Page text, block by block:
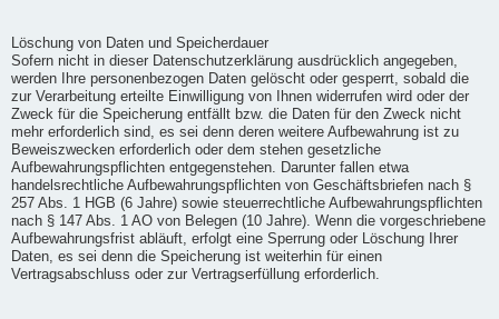
Löschung von Daten und Speicherdauer
Sofern nicht in dieser Datenschutzerklärung ausdrücklich angegeben,
werden Ihre personenbezogen Daten gelöscht oder gesperrt, sobald die
zur Verarbeitung erteilte Einwilligung von Ihnen widerrufen wird oder der
Zweck für die Speicherung entfällt bzw. die Daten für den Zweck nicht
mehr erforderlich sind, es sei denn deren weitere Aufbewahrung ist zu
Beweiszwecken erforderlich oder dem stehen gesetzliche
Aufbewahrungspflichten entgegenstehen. Darunter fallen etwa
handelsrechtliche Aufbewahrungspflichten von Geschäftsbriefen nach §
257 Abs. 1 HGB (6 Jahre) sowie steuerrechtliche Aufbewahrungspflichten
nach § 147 Abs. 1 AO von Belegen (10 Jahre). Wenn die vorgeschriebene
Aufbewahrungsfrist abläuft, erfolgt eine Sperrung oder Löschung Ihrer
Daten, es sei denn die Speicherung ist weiterhin für einen
Vertragsabschluss oder zur Vertragserfüllung erforderlich.